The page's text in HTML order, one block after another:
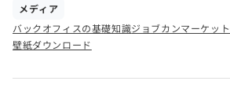
メディア
バックオフィスの基礎知識ジョブカンマーケット
壁紙ダウンロード